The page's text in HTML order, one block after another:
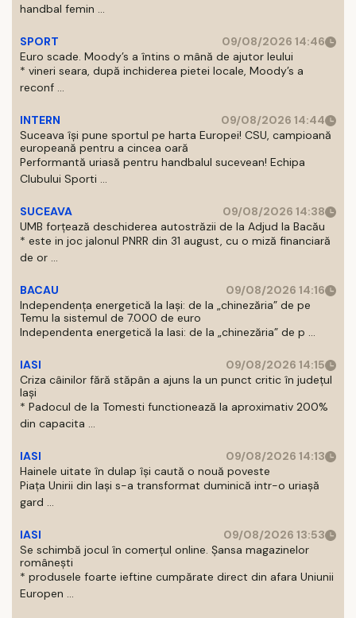
handbal femin ...
SPORT
09/08/2026 14:46
Euro scade. Moody’s a întins o mână de ajutor leului
* vineri seara, după inchiderea pietei locale, Moody’s a
reconf ...
INTERN
09/08/2026 14:44
Suceava își pune sportul pe harta Europei! CSU, campioană
europeană pentru a cincea oară
Performantă uriasă pentru handbalul sucevean! Echipa
Clubului Sporti ...
SUCEAVA
09/08/2026 14:38
UMB forțează deschiderea autostrăzii de la Adjud la Bacău
* este in joc jalonul PNRR din 31 august, cu o miză financiară
de or ...
BACAU
09/08/2026 14:16
Independența energetică la Iași: de la „chinezăria” de pe
Temu la sistemul de 7.000 de euro
Independenta energetică la Iasi: de la „chinezăria” de p ...
IASI
09/08/2026 14:15
Criza câinilor fără stăpân a ajuns la un punct critic în județul
Iași
* Padocul de la Tomesti functionează la aproximativ 200%
din capacita ...
IASI
09/08/2026 14:13
Hainele uitate în dulap îşi caută o nouă poveste
Piaţa Unirii din Iaşi s-a transformat duminică intr-o uriaşă
gard ...
IASI
09/08/2026 13:53
Se schimbă jocul în comerțul online. Șansa magazinelor
românești
* produsele foarte ieftine cumpărate direct din afara Uniunii
Europen ...